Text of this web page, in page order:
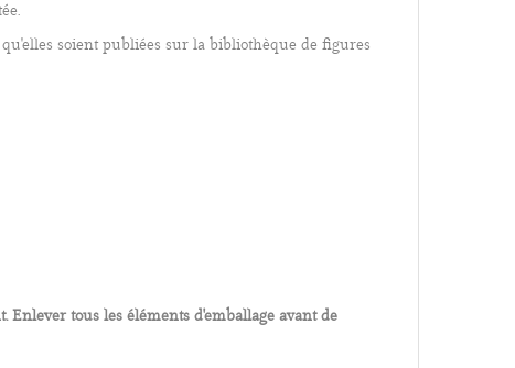
soient publiées sur la bibliothèque de figures
tous les éléments d'emballage avant de